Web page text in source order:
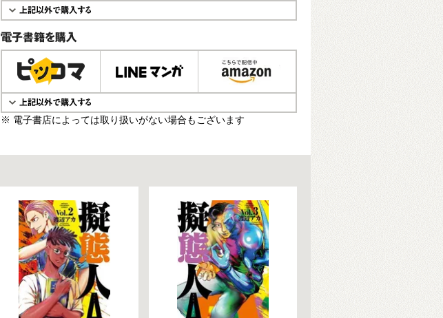
電子書籍で購入
※ 電子書店によっては取り扱いがない場合もございます